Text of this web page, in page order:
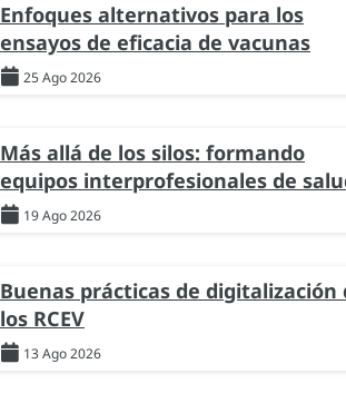
Enfoques alternativos para los
ensayos de eficacia de vacunas
25 Ago 2026
Más allá de los silos: formando
equipos interprofesionales de
19 Ago 2026
Buenas prácticas de digitalización
los RCEV
13 Ago 2026